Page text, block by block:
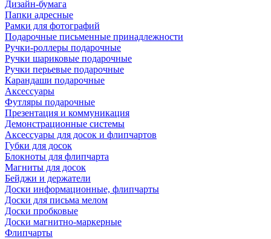
Дизайн-бумага
Папки адресные
Рамки для фотографий
Подарочные письменные принадлежности
Ручки-роллеры подарочные
Ручки шариковые подарочные
Ручки перьевые подарочные
Карандаши подарочные
Аксессуары
Футляры подарочные
Презентация и коммуникация
Демонстрационные системы
Аксессуары для досок и флипчартов
Губки для досок
Блокноты для флипчарта
Магниты для досок
Бейджи и держатели
Доски информационные, флипчарты
Доски для письма мелом
Доски пробковые
Доски магнитно-маркерные
Флипчарты